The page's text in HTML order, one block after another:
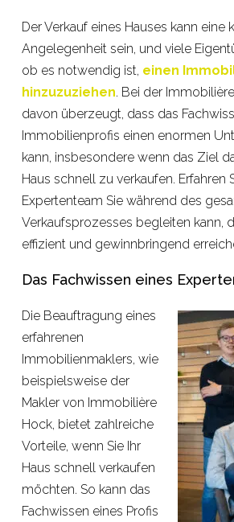
Der Verkauf eines Hauses kann eine
Angelegenheit sein, und viele
ob es notwendig ist, einen
hinzuzuziehen. Bei der
davon überzeugt, dass das
Immobilienprofis einen enormen
kann, insbesondere wenn das Ziel
Haus schnell zu verkaufen. Erfahren
Expertenteam Sie während des
Verkaufsprozesses begleiten kann,
effizient und gewinnbringend
Das Fachwissen eines
Die Beauftragung eines
erfahrenen
Immobilienmaklers, wie
beispielsweise der
Makler von Immobilière
Hock, bietet zahlreiche
Vorteile, wenn Sie Ihr
Haus schnell verkaufen
möchten. So kann das
Fachwissen eines Profis